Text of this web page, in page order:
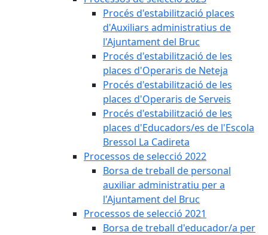
Procés d'estabilització places
d'Auxiliars administratius de
l'Ajuntament del Bruc
Procés d'estabilització de les
places d'Operaris de Neteja
Procés d'estabilització de les
places d'Operaris de Serveis
Procés d'estabilització de les
places d'Educadors/es de l'Escola
Bressol La Cadireta
Processos de selecció 2022
Borsa de treball de personal
auxiliar administratiu per a
l'Ajuntament del Bruc
Processos de selecció 2021
Borsa de treball d'educador/a per